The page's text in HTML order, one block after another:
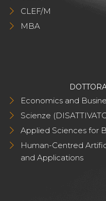
CLEF/M
MBA
Economics and
Scienze
Applied Sciences for
Human-Centred
and Applications